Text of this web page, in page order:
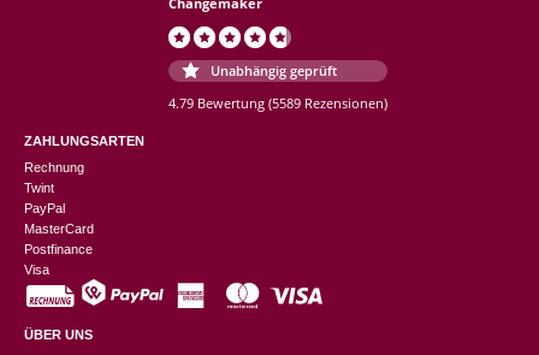
Unabhängig geprüft
4.79 Bewertung (5589 Rezensionen)
ZAHLUNGSARTEN
Rechnung
Twint
PayPal
MasterCard
Postfinance
Visa
ÜBER UNS